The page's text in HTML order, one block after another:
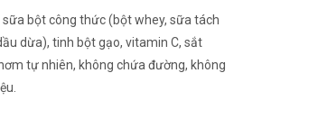
sữa bột công thức (bột whey, sữa tách
dừa), tinh bột gạo, vitamin C, sắt
tự nhiên, không chứa đường, không